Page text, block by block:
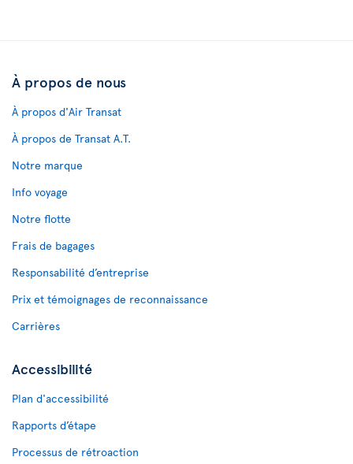
À propos de nous
À propos d'Air Transat
À propos de Transat A.T.
Notre marque
Info voyage
Notre flotte
Frais de bagages
Responsabilité d’entreprise
Prix et témoignages de reconnaissance
Carrières
Accessibilité
Plan d'accessibilité
Rapports d’étape
Processus de rétroaction